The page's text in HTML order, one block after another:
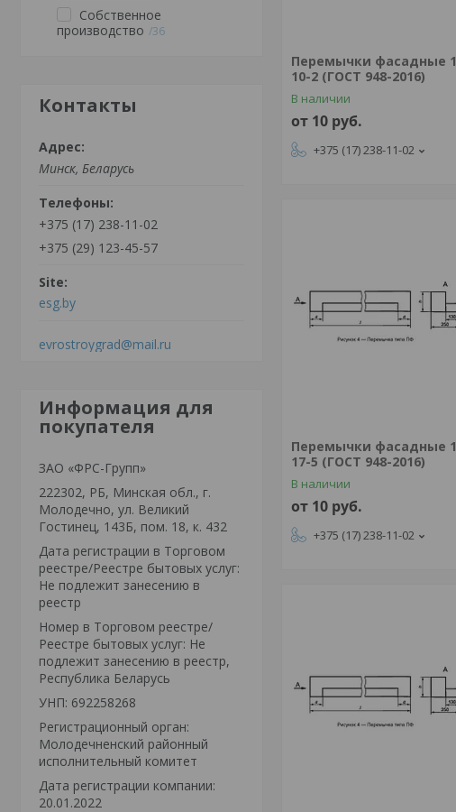
Собственное
производство
36
Контакты
Минск, Беларусь
+375 (17) 238-11-02
+375 (29) 123-45-57
esg.by
evrostroygrad@mail.ru
Информация для
покупателя
ЗАО «ФРС-Групп»
222302, РБ, Минская обл., г.
Молодечно, ул. Великий
Гостинец, 143Б, пом. 18, к. 432
Дата регистрации в Торговом
реестре/Реестре бытовых услуг:
Не подлежит занесению в
реестр
Номер в Торговом реестре/
Реестре бытовых услуг: Не
подлежит занесению в реестр,
Республика Беларусь
УНП: 692258268
Регистрационный орган:
Молодечненский районный
исполнительный комитет
Дата регистрации компании:
20.01.2022
Перемычки фасадные
10-2 (ГОСТ 948-2016)
В наличии
от 10 руб.
+375 (17) 238-11-02
Перемычки фасадные
17-5 (ГОСТ 948-2016)
В наличии
от 10 руб.
+375 (17) 238-11-02